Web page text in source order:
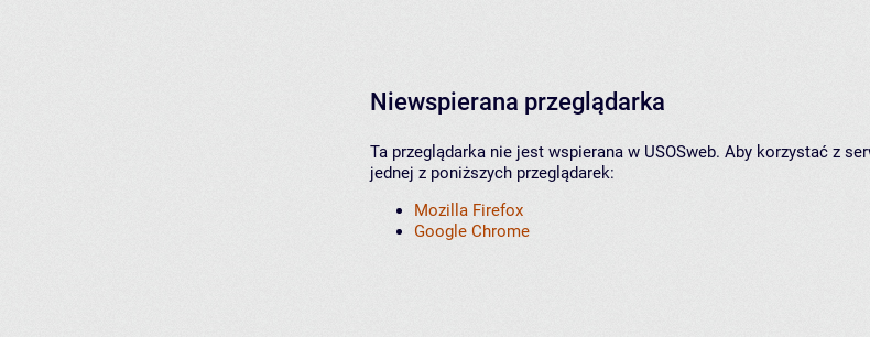
Niewspierana przeglądarka
Ta przeglądarka nie jest wspierana w USOSweb. Aby korzystać z
jednej z poniższych przeglądarek:
Mozilla Firefox
Google Chrome